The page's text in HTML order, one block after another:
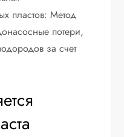
пластов: Метод
потери,
за счет